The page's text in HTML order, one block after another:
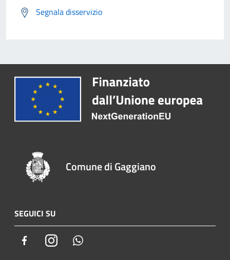
Segnala disservizio
Comune di Gaggiano
SEGUICI SU
FacebookInstagram